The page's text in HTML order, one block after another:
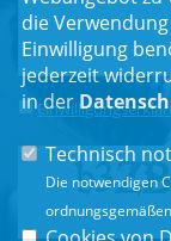
die
Einwilligung
jederzeit
in der
Technisch
Die notwendigen